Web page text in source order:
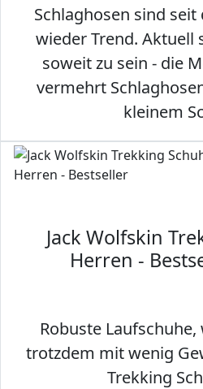
Schlaghosen sind
wieder Trend. Aktuell
soweit zu sein - die
vermehrt
kleinem
Jack Wolfskin
Herren -
Robuste
trotzdem mit wenig
Trekking